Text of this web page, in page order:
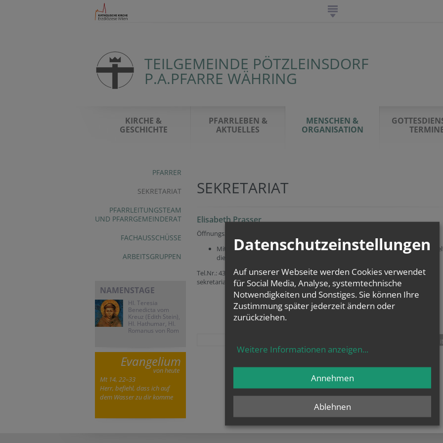
TEILGEMEINDE PÖTZLEINSDORF
P.A.PFARRE WÄHRING
KIRCHE &
GESCHICHTE
PFARRLEBEN &
AKTUELLES
MENSCHEN &
ORGANISATION
PFARRER
SEKRETARIAT
PFARRLEITUNGSTEAM
UND PFARRGEMEINDERAT
FACHAUSSCHÜSSE
ARBEITSGRUPPEN
NAMENSTAGE
Hl. Teresia
Benedicta vom
Kreuz (Edith Stein),
Hl. Hathumar, Hl.
Romanus von Rom
Evangelium
von heute
Mt 14, 22–33
Herr, befiehl, dass ich auf
dem Wasser zu dir komme
SEKRETARIAT
Elisabeth Prasser
Öffnungszeiten:
Mittwoch 9 - 11 Uhr (nach telefonischer Anmeldung) bitte beachten Sie: es
die aktuellen Corona-Regeln
Tel.Nr.: 43 1 361 01 80/40
sekretariat@pfarrre-waehring.at
pin it
Datenschutzeinstellungen
Auf unserer Webseite werden Cookies verwendet
für Social Media, Analyse, systemtechnische
Notwendigkeiten und Sonstiges. Sie können Ihre
Zustimmung später jederzeit ändern oder
zurückziehen.
Weitere Informationen anzeigen...
Ablehnen
Annehmen